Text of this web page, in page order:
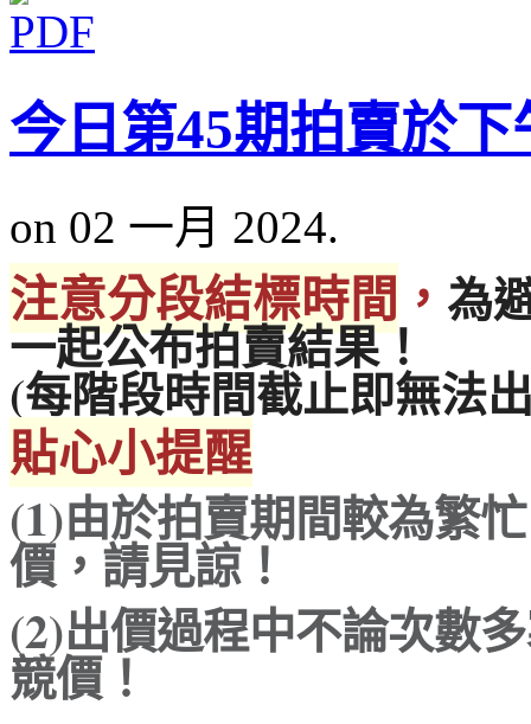
今日第45期拍賣於
on 02 一月 2024.
注意分段結標時間 ， 為
一起公布拍賣結果！
(每階段時間截止即無法
貼心小提醒
(1)由於拍賣期間較為繁
價，請見諒！
(2)出價過程中不論次數
競價！